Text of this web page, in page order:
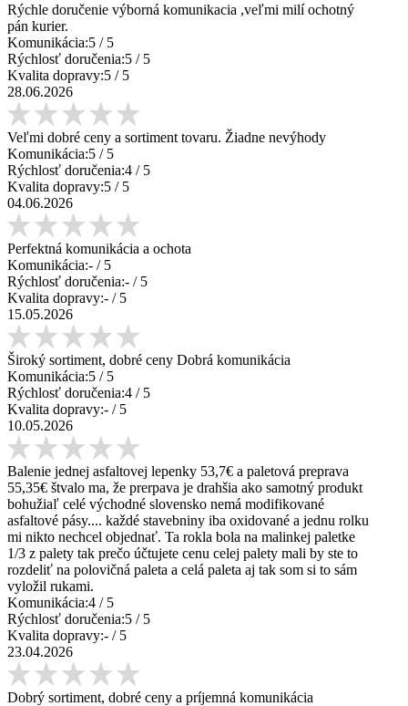
Rýchle doručenie výborná komunikacia ,veľmi milí ochotný
pán kurier.
Komunikácia:5 / 5
Rýchlosť doručenia:5 / 5
Kvalita dopravy:5 / 5
28.06.2026
Veľmi dobré ceny a sortiment tovaru. Žiadne nevýhody
Komunikácia:5 / 5
Rýchlosť doručenia:4 / 5
Kvalita dopravy:5 / 5
04.06.2026
Perfektná komunikácia a ochota
Komunikácia:- / 5
Rýchlosť doručenia:- / 5
Kvalita dopravy:- / 5
15.05.2026
Široký sortiment, dobré ceny Dobrá komunikácia
Komunikácia:5 / 5
Rýchlosť doručenia:4 / 5
Kvalita dopravy:- / 5
10.05.2026
Balenie jednej asfaltovej lepenky 53,7€ a paletová preprava
55,35€ štvalo ma, že prerpava je drahšia ako samotný produkt
bohužiaľ celé východné slovensko nemá modifikované
asfaltové pásy.... každé stavebniny iba oxidované a jednu rolku
mi nikto nechcel objednať. Ta rokla bola na malinkej paletke
1/3 z palety tak prečo účtujete cenu celej palety mali by ste to
rozdeliť na polovičná paleta a celá paleta aj tak som si to sám
vyložil rukami.
Komunikácia:4 / 5
Rýchlosť doručenia:5 / 5
Kvalita dopravy:- / 5
23.04.2026
Dobrý sortiment, dobré ceny a príjemná komunikácia